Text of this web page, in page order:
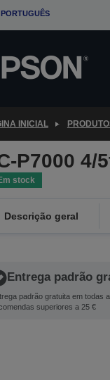
PORTUGUÊS
INICIAL
P7000 4/
stock
Descrição geral
Entrega padrão
padrão gratuita em todas
superiores a 25 €